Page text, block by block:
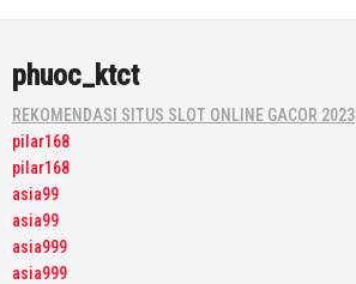
phuoc_ktct
REKOMENDASI SITUS SLOT ONLINE GACOR 2023
pilar168
pilar168
asia99
asia99
asia999
asia999